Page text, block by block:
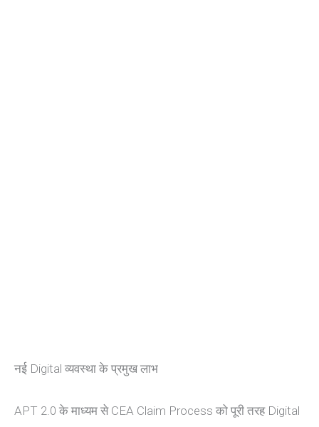
नई Digital व्यवस्था के प्रमुख लाभ
APT 2.0 के माध्यम से CEA Claim Process को पूरी तरह Digital